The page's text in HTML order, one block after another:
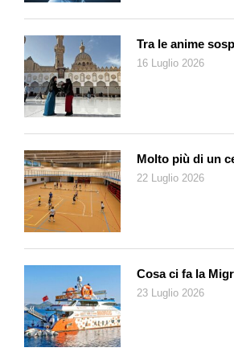
Svizzera. La pandemia di coronavirus
comportamento di acquisto di molti
hanno trascorso più tempo a casa e
maggiormente gli acquisti nei piccoli
hanno evidenziato una crescita a due
prodotti nei carrelli della spesa è salita,
acquisto è diminuita. L’affluenza dei
conseguenza a 321 milioni di acquisti
La clientela ha apprezzato in particolare i
sostenibili. Il fatturato generato con gli
cresciuto del 15,6%. Per quanto
aggiunto ecologico o sociale, il fatturato
attestandosi a 3,382 miliardi di franchi.
prezzi anche nel 2020. Da settembre
articoli di supermercato sono stati
permanente.
Tra le anime
16 Luglio 2026
Molto più di un
22 Luglio 2026
Cosa ci fa la
23 Luglio 2026